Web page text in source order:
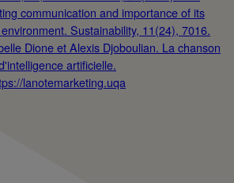
lanotemarketing.uqa